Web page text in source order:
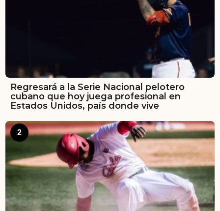
Regresará a la Serie Nacional pelotero
cubano que hoy juega profesional en
Estados Unidos, país donde vive
2